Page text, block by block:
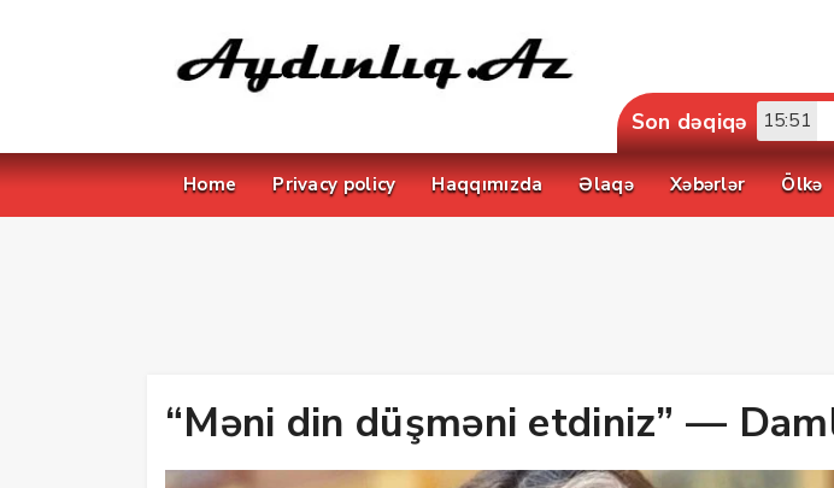
Son dəqiqə 15:51
Home Privacy policy Haqqımızda Əlaqə Xəbərlər Ölkə
“Məni din düşməni etdiniz” —